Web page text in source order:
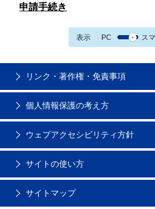
申請手続き
表示 PC ス
リンク・著作権・免責事項
個人情報保護の考え方
ウェブアクセシビリティ方針
サイトの使い方
サイトマップ